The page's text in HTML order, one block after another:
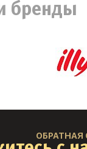
бренды
ОБРАТНАЯ